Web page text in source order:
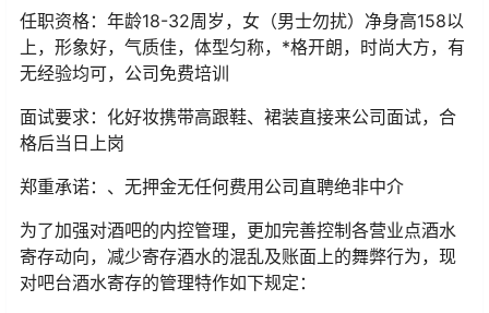
任职资格：年龄18-32周岁，女（男士勿扰）净身高158以
上，形象好，气质佳，体型匀称，*格开朗，时尚大方，有
无经验均可，公司免费培训
面试要求：化好妆携带高跟鞋、裙装直接来公司面试，合
格后当日上岗
郑重承诺：、无押金无任何费用公司直聘绝非中介
为了加强对酒吧的内控管理，更加完善控制各营业点酒水
寄存动向，减少寄存酒水的混乱及账面上的舞弊行为，现
对吧台酒水寄存的管理特作如下规定：